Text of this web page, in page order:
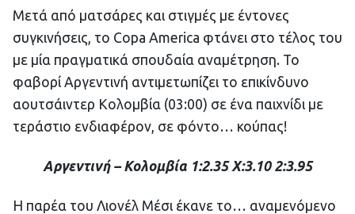
Μετά από ματσάρες και στιγμές με έντονες
συγκινήσεις, το Copa America φτάνει στο τέλος του
με μία πραγματικά σπουδαία αναμέτρηση. Το
φαβορί Αργεντινή αντιμετωπίζει το επικίνδυνο
αουτσάιντερ Κολομβία (03:00) σε ένα παιχνίδι με
τεράστιο ενδιαφέρον, σε φόντο… κούπας!
Αργεντινή – Κολομβία 1:2.35 Χ:3.10 2:3.95
Η παρέα του Λιονέλ Μέσι έκανε το… αναμενόμενο